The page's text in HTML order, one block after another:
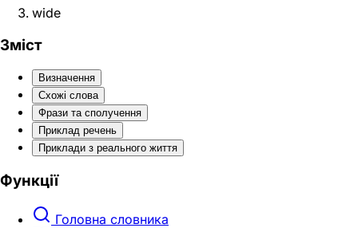
wide
Зміст
Визначення
Схожі слова
Фрази та сполучення
Приклад речень
Приклади з реального життя
Функції
Головна словника